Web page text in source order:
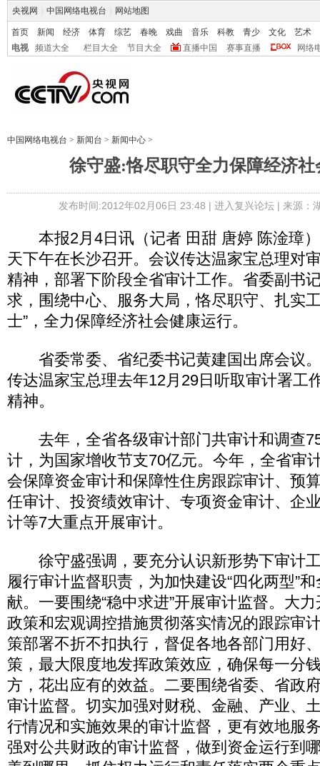
央视网 中国网络电视台 网站地图
首页 新闻 经济 体育 综艺 春晚 戏曲 音乐 科教 青少 文化
艺术
电视
频道大全 栏目大全 节目大全 直播中国 赛事直播 网络
中国网络电视台 > 新闻台 > 新闻中心 >
徐守盛:恪尽职守全力保障经济社
发布时间:2012年02月06日 23:48 | 进入复兴论坛| 来源：
本报2月4日讯（记者 田甜 唐婷 陈淦璋）
天下午在长沙召开。会议传达温家宝总理对
精神，部署下阶段全省审计工作。省委副书
求，围绕中心、服务大局，恪尽职守、扎实
士”，全力保障经济社会健康运行。
省委常委、省纪委书记黄建国出席会议
传达温家宝总理去年12月29日听取审计署工
精神。
去年，全省各级审计部门共审计和调查
计，为国家增收节支70亿元。今年，全省审
会保障资金审计和保障性住房跟踪审计、预
任审计、投资绩效审计、专项资金审计、企
计等7大重点开展审计。
徐守盛强调，要充分认识新形势下审计
履行审计监督职责，为加快建设“四化两型”
献。一要围绕“稳中求进”开展审计监督。大
政策和宏观调控措施贯彻落实情况的跟踪审
策部署不折不扣执行，督促各地各部门用好
策，最大限度地发挥政策效应，确保每一分
方，花出应有的效益。二要围绕省委、省政
审计监督。切实加强对财税、金融、产业、
行情况和实施效果的审计监督，更有效地服
强对公共财政的审计监督，做到资金运行到